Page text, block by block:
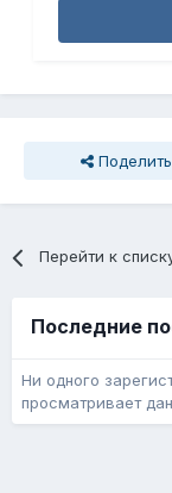
Перейти к
Последние
Ни одного
просматривает